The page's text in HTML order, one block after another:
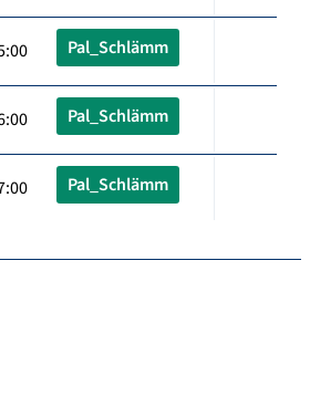
Pal_Schlämm
Pal_Schlämm
Pal_Schlämm